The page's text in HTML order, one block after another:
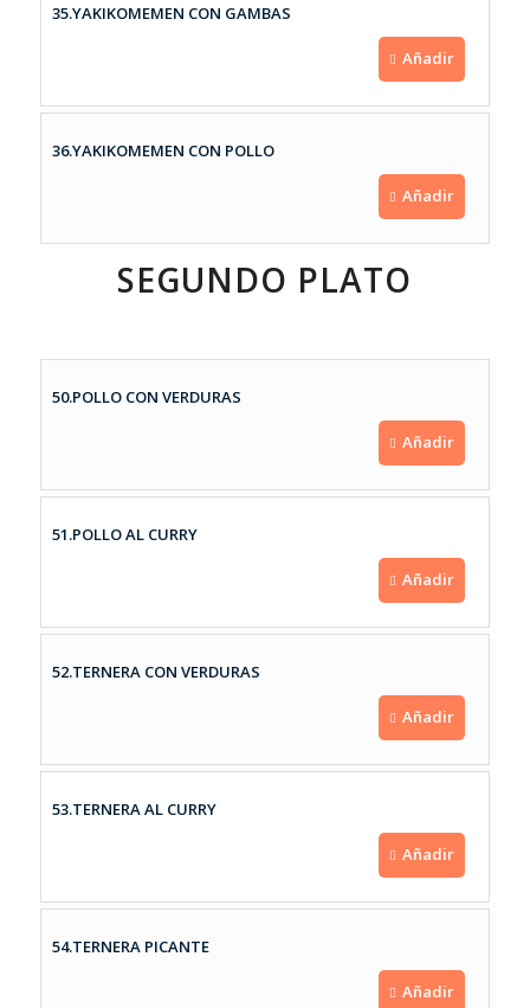
35.YAKIKOMEMEN CON GAMBAS
Añadir
36.YAKIKOMEMEN CON POLLO
Añadir
SEGUNDO PLATO
50.POLLO CON VERDURAS
Añadir
51.POLLO AL CURRY
Añadir
52.TERNERA CON VERDURAS
Añadir
53.TERNERA AL CURRY
Añadir
54.TERNERA PICANTE
Añadir